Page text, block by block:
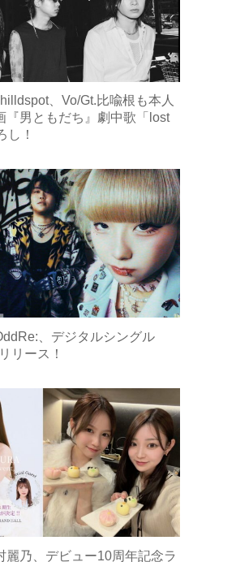
、Vo/Gt.比喩根も本人
『男ともだち』劇中歌「lost
し！
、デジタルシングル
リース！
麗乃、デビュー10周年記念ラ